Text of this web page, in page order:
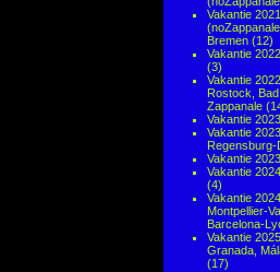
Vakantie
Bremen (12)
Vakantie
(3)
Vakantie
Rostock,
Zappanale
Vakantie
Vakantie
Regensburg-
Vakantie
Vakantie
(4)
Vakantie
Montpellier-
Barcelona-
Vakantie
Granada,
(17)